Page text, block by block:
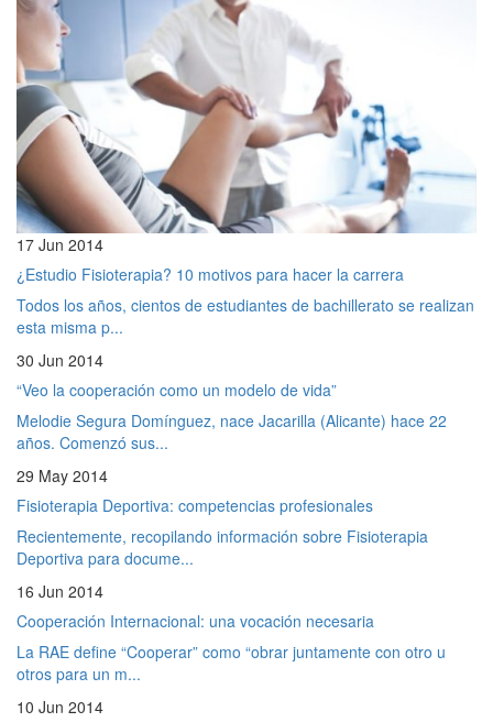
17 Jun 2014
¿Estudio Fisioterapia? 10 motivos para hacer la carrera
Todos los años, cientos de estudiantes de bachillerato se realizan
esta misma p...
30 Jun 2014
“Veo la cooperación como un modelo de vida”
Melodie Segura Domínguez, nace Jacarilla (Alicante) hace 22
años. Comenzó sus...
29 May 2014
Fisioterapia Deportiva: competencias profesionales
Recientemente, recopilando información sobre Fisioterapia
Deportiva para docume...
16 Jun 2014
Cooperación Internacional: una vocación necesaria
La RAE define “Cooperar” como “obrar juntamente con otro u
otros para un m...
10 Jun 2014